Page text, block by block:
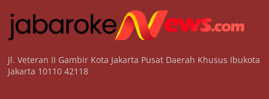
Jl. Veteran II Gambir Kota Jakarta Pusat Daerah Khusus Ibukota
Jakarta 10110 42118